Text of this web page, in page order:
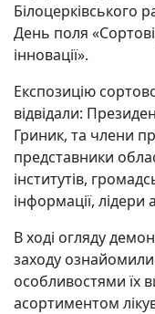
Білоцерківського
День поля
інновації».
Експозицію
відвідали:
Гриник, та члени
представники
інститутів,
інформації, лідери
В ході огляду
заходу
особливостями
асортиментом